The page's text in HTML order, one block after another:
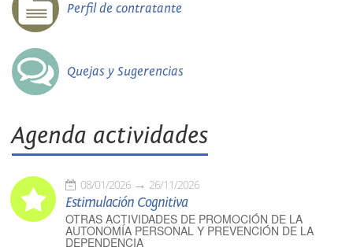
Perfil de contratante
Quejas y Sugerencias
Agenda actividades
08/01/2026 26/11/2026
Estimulación Cognitiva
OTRAS ACTIVIDADES DE PROMOCIÓN DE LA
AUTONOMÍA PERSONAL Y PREVENCIÓN DE LA
DEPENDENCIA